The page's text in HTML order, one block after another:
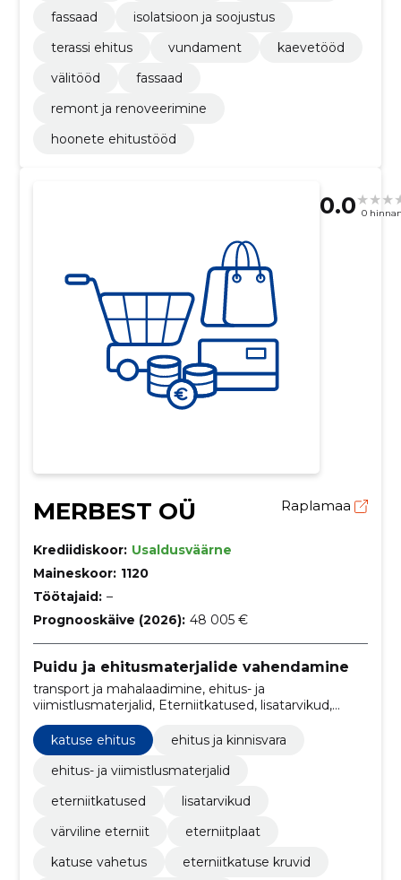
fassaad
isolatsioon ja soojustus
terassi ehitus
vundament
kaevetööd
välitööd
fassaad
remont ja renoveerimine
hoonete ehitustööd
0.0 0
MERBEST OÜ Raplamaa
Krediidiskoor: Usaldusväärne
Maineskoor: 1120
Töötajaid: –
Prognooskäive (2026): 48 005 €
Puidu ja ehitusmaterjalide vahendamine
transport ja mahalaadimine, ehitus- ja
viimistlusmaterjalid, Eterniitkatused, lisatarvikud,
värviline eterniit, eterniitplaat, Katuse ehitus, katuse
vahetus, eterniitkatuse kruvid, puidust või metallist
roovid
katuse ehitus
ehitus ja kinnisvara
ehitus- ja viimistlusmaterjalid
eterniitkatused
lisatarvikud
värviline eterniit
eterniitplaat
katuse vahetus
eterniitkatuse kruvid